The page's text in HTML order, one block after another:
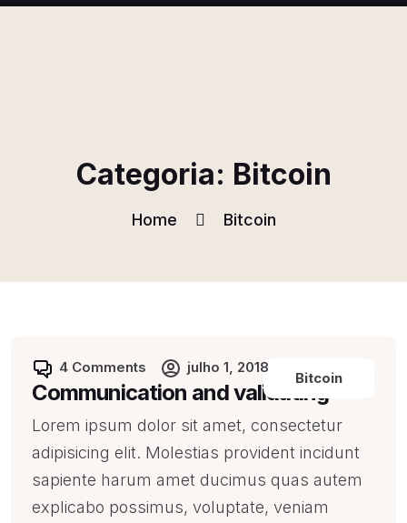
Categoria: Bitcoin
Home Bitcoin
Bitcoin
4 Comments julho 1, 2018
Communication and validating
Lorem ipsum dolor sit amet, consectetur
adipisicing elit. Molestias provident incidunt
sapiente harum amet ducimus quas autem
explicabo possimus, voluptate, veniam